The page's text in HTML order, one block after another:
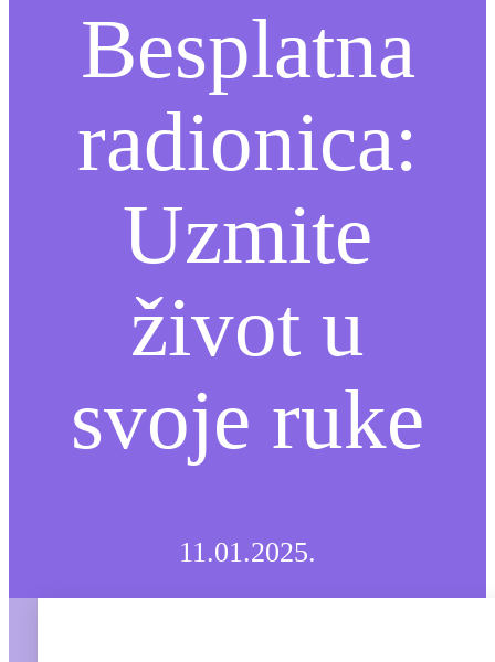
Besplatna
radionica:
Uzmite
život u
svoje ruke
11.01.2025.